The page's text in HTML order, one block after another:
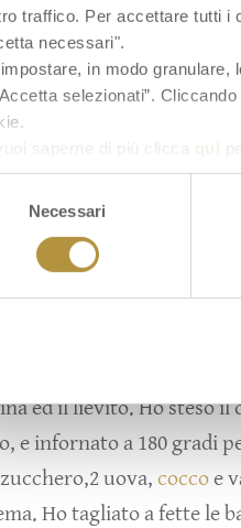
traffico. Per accettare tutti i
necessari".
in modo
selezionati”.
qui
Necessari
una ciotola ho lavorato
ed il lievito. Ho steso
e infornato a 180 gradi
uova, coccoe
Ho tagliato a fette le